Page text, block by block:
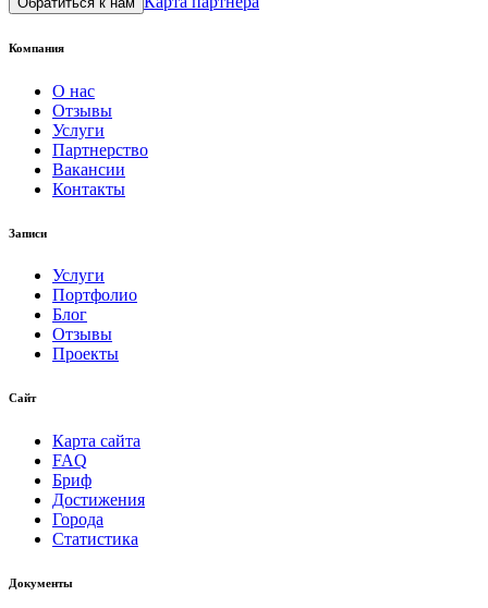
Компания
О нас
Отзывы
Услуги
Партнерство
Вакансии
Контакты
Записи
Услуги
Портфолио
Блог
Отзывы
Проекты
Сайт
Карта сайта
FAQ
Бриф
Достижения
Города
Статистика
Документы